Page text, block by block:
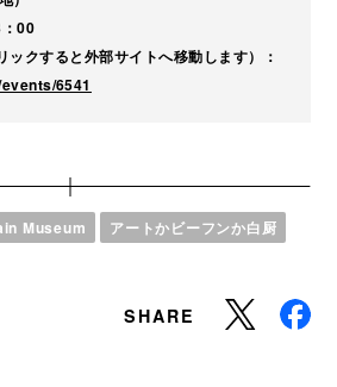
00
ックすると外部サイトへ移動します）：
6541
Museum
アートかビーフンか白厨
SHARE